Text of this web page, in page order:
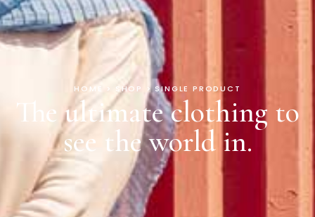
HOME > SHOP > SINGLE PRODUCT
The ultimate clothing to
see the world in.